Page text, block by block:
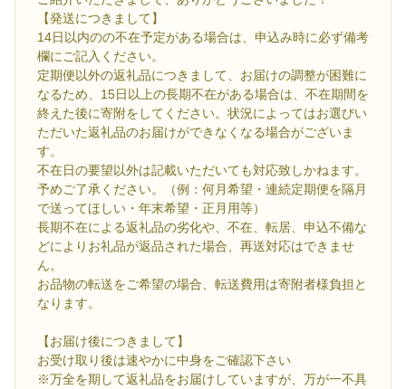
【発送につきまして】
14日以内のの不在予定がある場合は、申込み時に必ず備考
欄にご記入ください。
定期便以外の返礼品につきまして、お届けの調整が困難に
なるため、15日以上の長期不在がある場合は、不在期間を
終えた後に寄附をしてください。状況によってはお選びい
ただいた返礼品のお届けができなくなる場合がございま
す。
不在日の要望以外は記載いただいても対応致しかねます。
予めご了承ください。（例：何月希望・連続定期便を隔月
で送ってほしい・年末希望・正月用等）
長期不在による返礼品の劣化や、不在、転居、申込不備な
どによりお礼品が返品された場合、再送対応はできませ
ん。
お品物の転送をご希望の場合、転送費用は寄附者様負担と
なります。
【お届け後につきまして】
お受け取り後は速やかに中身をご確認下さい
※万全を期して返礼品をお届けしていますが、万が一不具